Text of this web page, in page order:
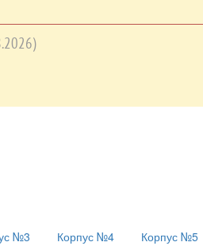
№3 Корпус №4 Корпус №5